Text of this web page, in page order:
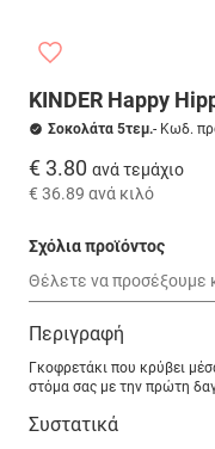
KINDER Happy
Σοκολάτα 5τεμ.- Κωδ.
€ 3.80 ανά τεμάχιο
€ 36.89 ανά κιλό
Σχόλια προϊόντος
Περιγραφή
Γκοφρετάκι που κρύβει
στόμα σας με την πρώτη
Συστατικά